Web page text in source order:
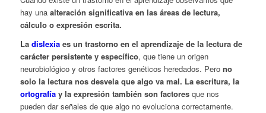
hay una alteración significativa en las áreas de lectura,
cálculo o expresión escrita.
Ladislexiaes un trastorno en el aprendizaje de la lectura de
carácter persistente y específico, que tiene un origen
neurobiológico y otros factores genéticos heredados. Pero no
solo la lectura nos desvela que algo va mal. La escritura, la
ortografíay la expresión también son factoresque nos
pueden dar señales de que algo no evoluciona correctamente.